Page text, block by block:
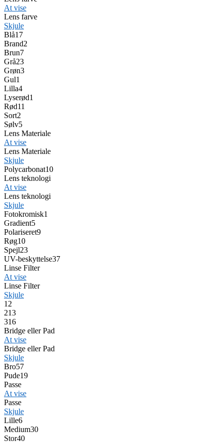
At vise
Lens farve
Skjule
Blå17
Brand2
Brun7
Grå23
Grøn3
Gul1
Lilla4
Lyserød1
Rød11
Sort2
Sølv5
Lens Materiale
At vise
Lens Materiale
Skjule
Polycarbonat10
Lens teknologi
At vise
Lens teknologi
Skjule
Fotokromisk1
Gradient5
Polariseret9
Røg10
Spejl23
UV-beskyttelse37
Linse Filter
At vise
Linse Filter
Skjule
1 2
213
316
Bridge eller Pad
At vise
Bridge eller Pad
Skjule
Bro57
Pude19
Passe
At vise
Passe
Skjule
Lille6
Medium30
Stor40